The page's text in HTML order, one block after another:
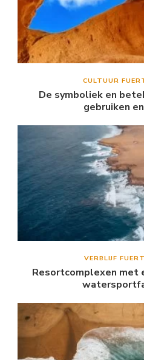
CULTUUR
De symboliek en
gebruiken
VERBLIJF
Resortcomplexen met